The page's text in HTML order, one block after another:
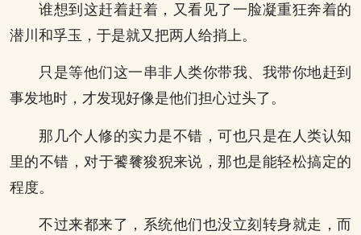
谁想到这赶着赶着，又看见了一脸凝重狂奔着的
潜川和孚玉，于是就又把两人给捎上。
只是等他们这一串非人类你带我、我带你地赶到
事发地时，才发现好像是他们担心过头了。
那几个人修的实力是不错，可也只是在人类认知
里的不错，对于饕餮狻猊来说，那也是能轻松搞定的
程度。
不过来都来了，系统他们也没立刻转身就走，而